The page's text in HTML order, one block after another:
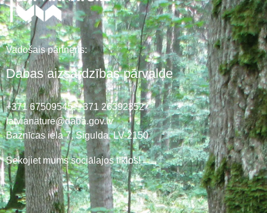
Vadošais partneris:
Dabas aizsardzības pārvalde
+371 67509545,+371 26392352
latvianature@daba.gov.lv
Baznīcas iela 7, Sigulda, LV-2150
Sekojiet mums sociālajos tīklos!